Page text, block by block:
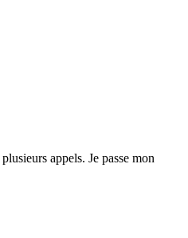
appels. Je passe mon